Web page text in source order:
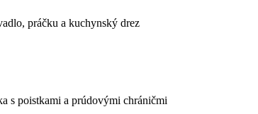
práčku a kuchynský drez
s poistkami a prúdovými chráničmi